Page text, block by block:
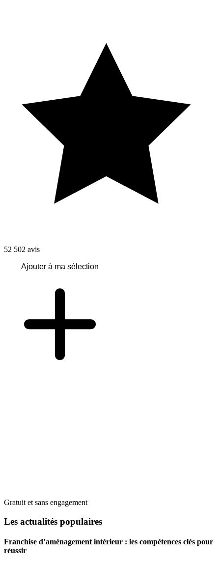
52 502 avis
Ajouter à ma sélection
Gratuit et sans engagement
Les actualités populaires
Franchise d’aménagement intérieur : les compétences clés pour
réussir